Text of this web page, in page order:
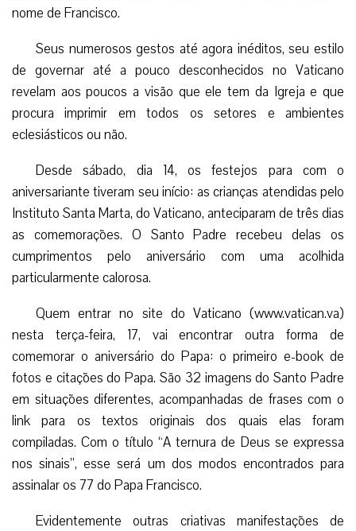
nome de Francisco.
Seus numerosos gestos até agora inéditos, seu estilo
de governar até a pouco desconhecidos no Vaticano
revelam aos poucos a visão que ele tem da Igreja e que
procura imprimir em todos os setores e ambientes
eclesiásticos ou não.
Desde sábado, dia 14, os festejos para com o
aniversariante tiveram seu início: as crianças atendidas pelo
Instituto Santa Marta, do Vaticano, anteciparam de três dias
as comemorações. O Santo Padre recebeu delas os
cumprimentos pelo aniversário com uma acolhida
particularmente calorosa.
Quem entrar no site do Vaticano (www.vatican.va)
nesta terça-feira, 17, vai encontrar outra forma de
comemorar o aniversário do Papa: o primeiro e-book de
fotos e citações do Papa. São 32 imagens do Santo Padre
em situações diferentes, acompanhadas de frases com o
link para os textos originais dos quais elas foram
compiladas. Com o título “A ternura de Deus se expressa
nos sinais”, esse será um dos modos encontrados para
assinalar os 77 do Papa Francisco.
Evidentemente outras criativas manifestações de